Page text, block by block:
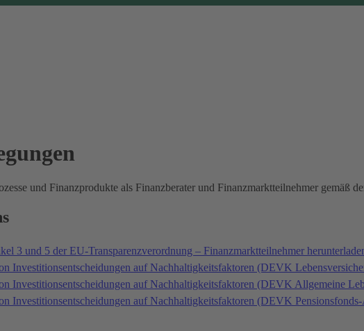
und Finanzprodukte als Finanzberater und Finanzmarktteilnehmer gemäß
3 und 5 der EU-Transparenzverordnung – Finanzmarktteilnehmer
Investitionsentscheidungen auf Nachhaltigkeitsfaktoren (DEVK
Investitionsentscheidungen auf Nachhaltigkeitsfaktoren (DEVK Allgemeine
Investitionsentscheidungen auf Nachhaltigkeitsfaktoren (DEVK